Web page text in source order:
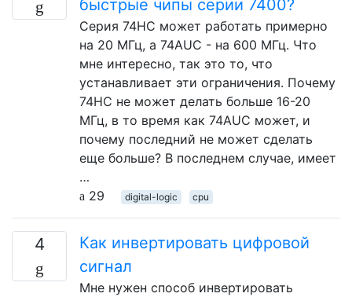
быстрые чипы серии 7400?
Серия 74HC может работать примерно
на 20 МГц, а 74AUC - на 600 МГц. Что
мне интересно, так это то, что
устанавливает эти ограничения. Почему
74HC не может делать больше 16-20
МГц, в то время как 74AUC может, и
почему последний не может сделать
еще больше? В последнем случае, имеет
…
29
digital-logic cpu
4
Как инвертировать цифровой
сигнал
Мне нужен способ инвертировать